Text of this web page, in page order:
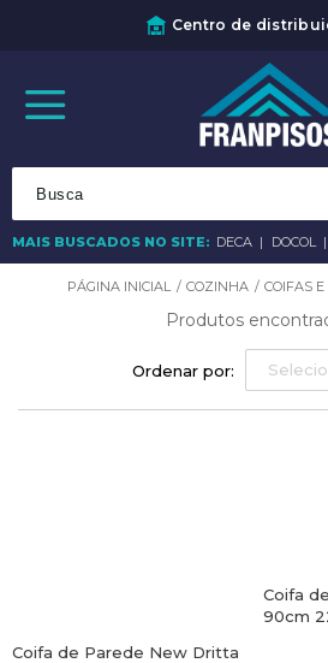
Centro de
MAIS BUSCADOS NO SITE: DECA DOCOL
Ordenar por:
Produtos
COZINHA COIFAS
Coifa de Parede New Dritta
Coifa
90cm